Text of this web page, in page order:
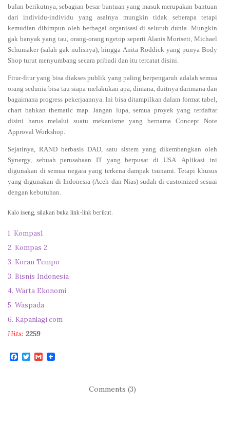
bulan berikutnya, sebagian besar bantuan yang masuk merupakan bantuan
dari individu-individu yang asalnya mungkin tidak seberapa tetapi
kemudian dihimpun oleh berbagai organisasi di seluruh dunia. Mungkin
gak banyak yang tau, orang-orang ngetop seperti Alanis Morisett, Michael
Schumaker (salah gak nulisnya), hingga Anita Roddick yang punya Body
Shop turut menyumbang secara pribadi dan itu tercatat disini.
Fitur-fitur yang bisa diakses publik yang paling berpengaruh adalah semua
orang sedunia bisa tau siapa melakukan apa, dimana, duitnya darimana dan
bagaimana progress pekerjaannya. Ini bisa ditampilkan dalam format tabel,
chart bahkan thematic map. Jangan lupa, semua proyek yang terdaftar
disini harus melalui suatu mekanisme yang bernama Concept Note
Approval Workshop.
Sejatinya, RAND berbasis DAD, satu sistem yang dikembangkan oleh
Synergy, sebuah perusahaan IT yang berpusat di USA. Aplikasi ini
digunakan di semua negara yang terkena dampak tsunami. Tetapi khusus
yang digunakan di Indonesia (Aceh dan Nias) sudah di-customized sesuai
dengan kebutuhan.
Kalo iseng, silakan buka link-link berikut.
1. Kompas1
2. Kompas 2
3. Koran Tempo
3. Bisnis Indonesia
4. Warta Ekonomi
5. Waspada
6. Kapanlagi.com
Hits: 2259
F
T
G
Comments (3)